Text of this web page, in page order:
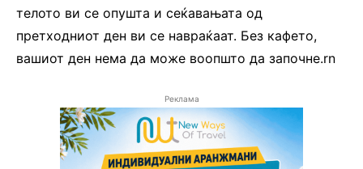
телото ви се опушта и сеќавањата од
претходниот ден ви се навраќаат. Без кафето,
вашиот ден нема да може воопшто да започне.rn
Реклама